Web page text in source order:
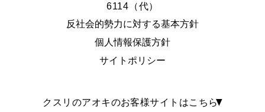
6114（代）
反社会的勢力に対する基本方針
個人情報保護方針
サイトポリシー
クスリのアオキのお客様サイトはこちら